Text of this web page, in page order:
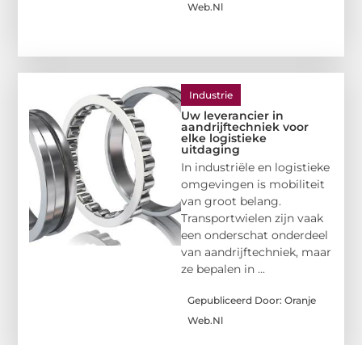
Web.nl
Industrie
Uw leverancier in
aandrijftechniek voor
elke logistieke
uitdaging
In industriële en logistieke
omgevingen is mobiliteit
van groot belang.
Transportwielen zijn vaak
een onderschat onderdeel
van aandrijftechniek, maar
ze bepalen in ...
Gepubliceerd Door: Oranje
Web.nl